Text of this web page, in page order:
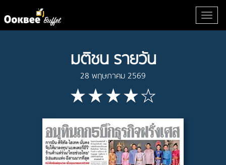
มติชน รายวัน
28 พฤษภาคม 2569